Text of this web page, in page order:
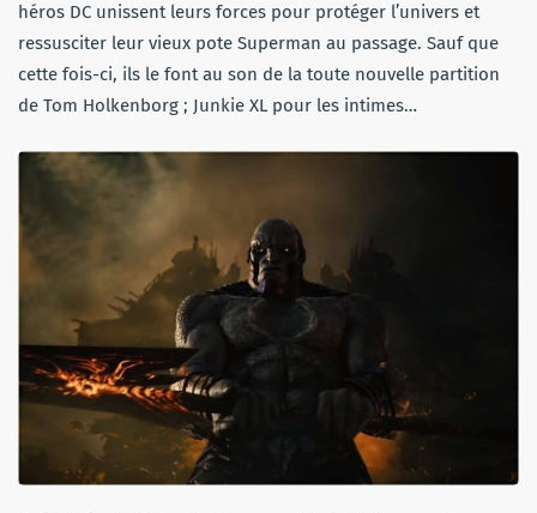
héros DC unissent leurs forces pour protéger l’univers et
ressusciter leur vieux pote Superman au passage. Sauf que
cette fois-ci, ils le font au son de la toute nouvelle partition
de Tom Holkenborg ; Junkie XL pour les intimes…